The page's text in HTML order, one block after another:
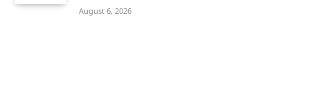
August 6, 2026